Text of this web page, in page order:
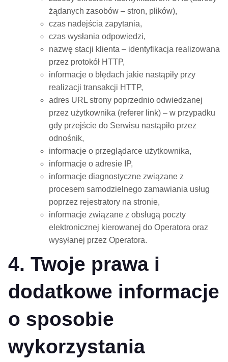
żądanych zasobów – stron, plików),
czas nadejścia zapytania,
czas wysłania odpowiedzi,
nazwę stacji klienta – identyfikacja realizowana
przez protokół HTTP,
informacje o błędach jakie nastąpiły przy
realizacji transakcji HTTP,
adres URL strony poprzednio odwiedzanej
przez użytkownika (referer link) – w przypadku
gdy przejście do Serwisu nastąpiło przez
odnośnik,
informacje o przeglądarce użytkownika,
informacje o adresie IP,
informacje diagnostyczne związane z
procesem samodzielnego zamawiania usług
poprzez rejestratory na stronie,
informacje związane z obsługą poczty
elektronicznej kierowanej do Operatora oraz
wysyłanej przez Operatora.
4. Twoje prawa i
dodatkowe informacje
o sposobie
wykorzystania